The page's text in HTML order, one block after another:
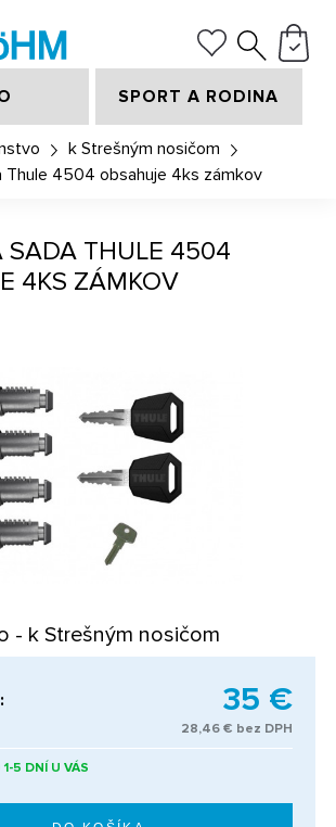
SPORT A RODINA
k Strešným nosičom
Thule 4504 obsahuje 4ks zámkov
SADA THULE 4504
4KS ZÁMKOV
- k Strešným nosičom
35 €
28,46 € bez DPH
5 DNÍ U VÁS